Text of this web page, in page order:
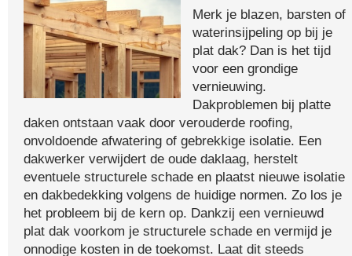
Merk je blazen, barsten of
waterinsijpeling op bij je
plat dak? Dan is het tijd
voor een grondige
vernieuwing.
Dakproblemen bij platte
daken ontstaan vaak door verouderde roofing,
onvoldoende afwatering of gebrekkige isolatie. Een
dakwerker verwijdert de oude daklaag, herstelt
eventuele structurele schade en plaatst nieuwe isolatie
en dakbedekking volgens de huidige normen. Zo los je
het probleem bij de kern op. Dankzij een vernieuwd
plat dak voorkom je structurele schade en vermijd je
onnodige kosten in de toekomst. Laat dit steeds